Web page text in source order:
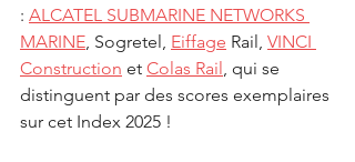
: ALCATEL SUBMARINE NETWORKS
MARINE, Sogretel, Eiffage Rail, VINCI
Construction et Colas Rail, qui se
distinguent par des scores exemplaires
sur cet Index 2025 !